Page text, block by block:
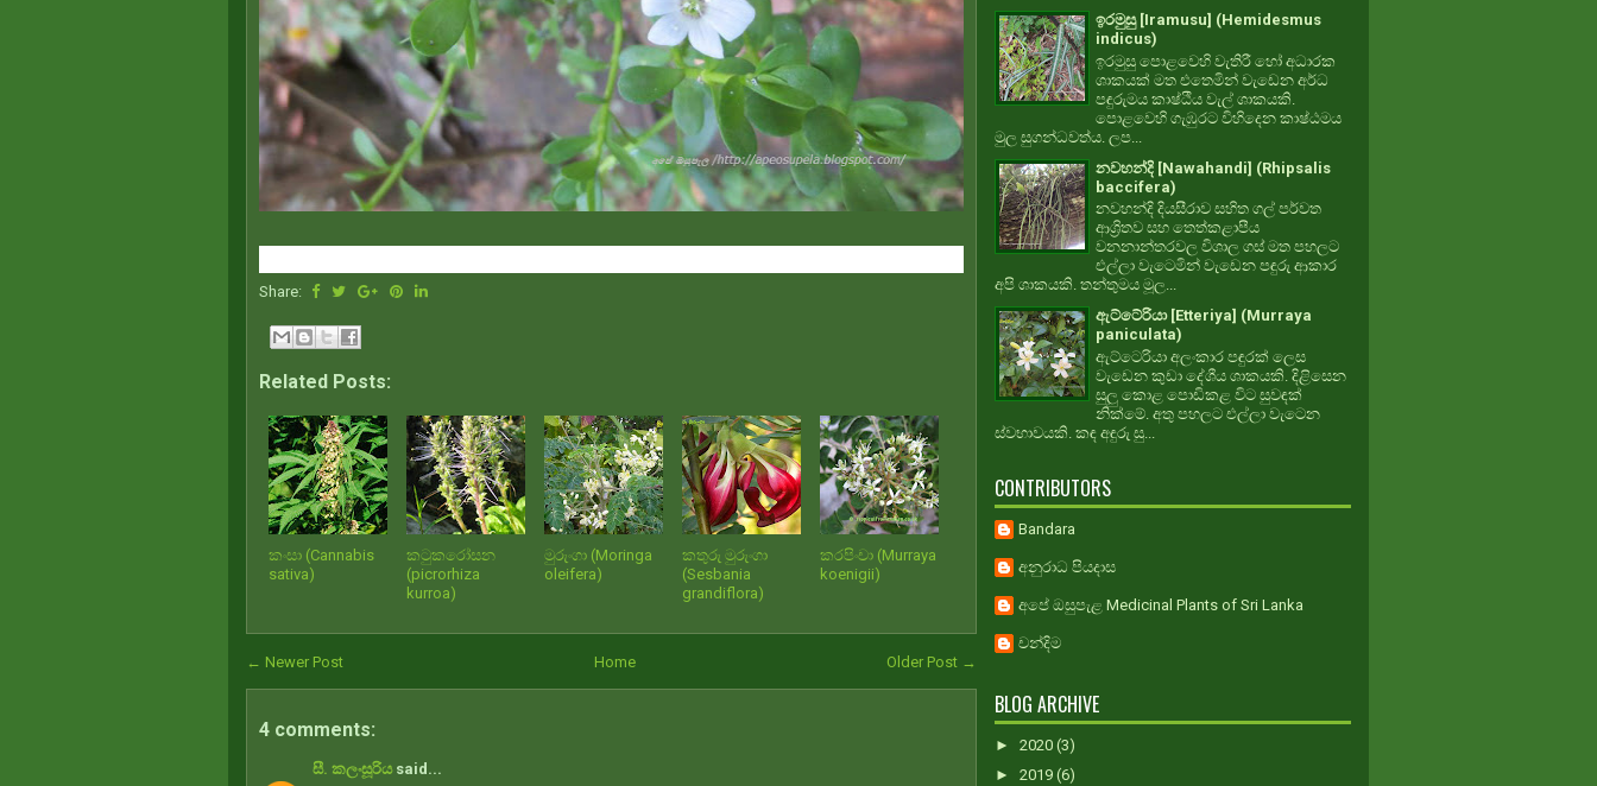
Share:
Related Posts:
කංසා (Cannabis
sativa)
කටුකරෝසන
(picrorhiza
kurroa)
මුරුංගා (Moringa
oleifera)
කතුරු මුරුංගා
(Sesbania
grandiflora)
කරපිංචා (Murraya
koenigii)
← Newer Post Older Post →
Home
4 comments:
සී. කලංසූරියsaid...
ඉරමුසු [Iramusu] (Hemidesmus
indicus)
ඉරමුසු පොළවෙහි වැතිරී හෝ අධාරක
ශාකයක් මත එතෙමින් වැඩෙන අර්ධ
පඳුරුමය කාෂ්ඨීය වැල් ශාකයකි.
පොළවෙහි ගැඹුරට විහිදෙන කාෂ්ඨමය
මුල සුගන්ධවත්ය. ලප...
නවහන්දි [Nawahandi] (Rhipsalis
baccifera)
නවහන්දි දියසීරාව සහිත ගල් පර්වත
ආශ්‍රිතව සහ තෙත්කළාපීය
වනනාන්තරවල විශාල ගස් මත පහලට
එල්ලා වැටෙමින් වැඩෙන පඳුරු ආකාර
අපි ශාකයකි. තන්තුමය මූල...
ඇට්ටේරියා [Etteriya] (Murraya
paniculata)
ඇට්ටෙරියා අලංකාර පඳුරක් ලෙස
වැඩෙන කුඩා දේශීය ශාකයකි. දිළිසෙන
සුලු කොළ පොඩිකළ විට සුවඳක්
නික්මේ. අතු පහලට එල්ලා වැටෙන
ස්වභාවයකි. කඳ අඳුරු සු...
CONTRIBUTORS
Bandara
අනුරාධ පියදාස
අපේ ඔසුපැළ Medicinal Plants of Sri Lanka
චන්දිම
BLOG ARCHIVE
► 2020 (3)
► 2019 (6)